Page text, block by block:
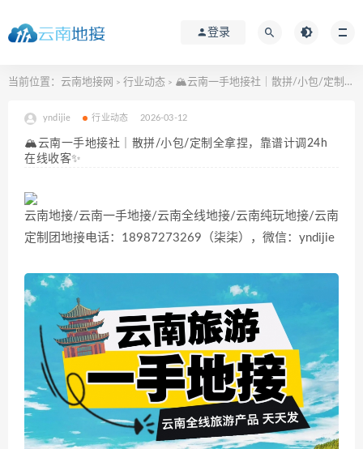
登录
当前位置： 云南地接网 > 行业动态 > 🏔️云南一手地接社｜散拼/小包/定制全拿捏，靠谱计调24h在线收客✨
yndijie 行业动态 2026-03-12
🏔️云南一手地接社｜散拼/小包/定制全拿捏，靠谱计调24h
在线收客✨
云南地接/云南一手地接/云南全线地接/云南纯玩地接/云南
定制团地接电话：18987273269（柒柒），微信：yndijie